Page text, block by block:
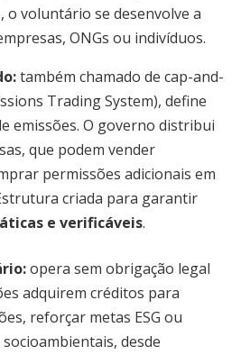
o voluntário se desenvolve a
ONGs ou indivíduos.
:também chamado de cap-and-
Trading System), define
emissões. O governo distribui
que podem vender
permissões adicionais em
criada para garantir
e verificáveis.
:opera sem obrigação legal
adquirem créditos para
reforçar metas ESG ou
desde